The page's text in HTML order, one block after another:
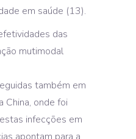
em saúde (13).
das
mutimodal
também em
China, onde foi
infecções em